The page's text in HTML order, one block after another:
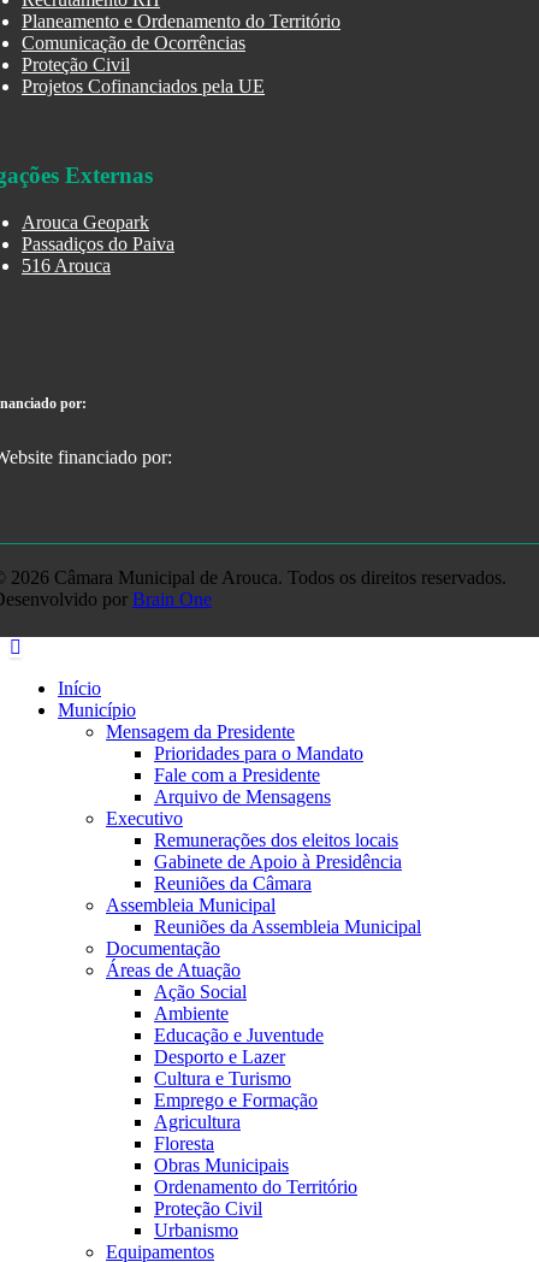
Planeamento e Ordenamento do Território
Comunicação de Ocorrências
Proteção Civil
Projetos Cofinanciados pela UE
Externas
Arouca Geopark
Passadiços do Paiva
516 Arouca
por:
2026 Câmara Municipal de Arouca. Todos os direitos reservados.
por Brain One
Início
Município
Mensagem da Presidente
Prioridades para o Mandato
Fale com a Presidente
Arquivo de Mensagens
Executivo
Remunerações dos eleitos locais
Gabinete de Apoio à Presidência
Reuniões da Câmara
Assembleia Municipal
Reuniões da Assembleia Municipal
Documentação
Áreas de Atuação
Ação Social
Ambiente
Educação e Juventude
Desporto e Lazer
Cultura e Turismo
Emprego e Formação
Agricultura
Floresta
Obras Municipais
Ordenamento do Território
Proteção Civil
Urbanismo
Equipamentos